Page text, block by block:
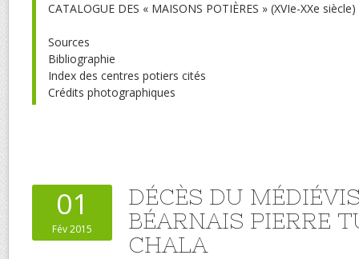
CATALOGUE DES « MAISONS POTIÈRES » (XVIe-XXe siècle)
Sources
Bibliographie
Index des centres potiers cités
Crédits photographiques
01
Fév 2015
DÉCÈS DU
BÉARNAIS PIERRE
CHALA